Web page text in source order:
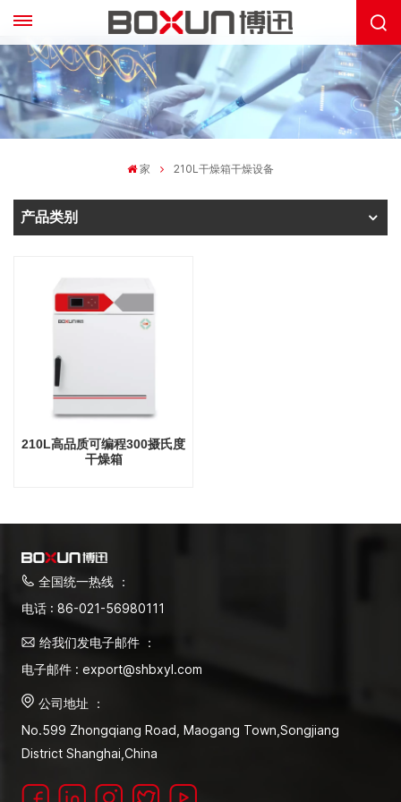
家 210L干燥箱干燥设备
产品类别
210L高品质可编程300摄氏度
干燥箱
全国统一热线 ：
电话 : 86-021-56980111
给我们发电子邮件 ：
电子邮件 : export@shbxyl.com
公司地址 ：
No.599 Zhongqiang Road, Maogang Town,Songjiang
District Shanghai,China